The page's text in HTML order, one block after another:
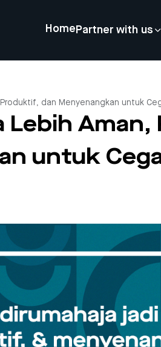
Home Partner with us
dan Menyenangkan untuk
Lebih
untuk